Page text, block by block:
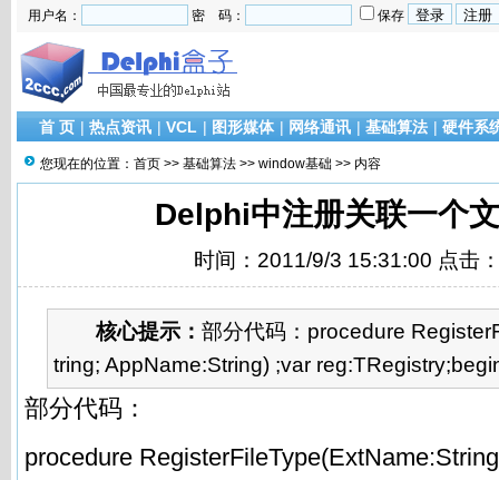
用户名： 密 码： 保存
首 页 | 热点资讯 | VCL | 图形媒体 | 网络通讯 | 基础算法 | 硬件系
您现在的位置： 首页 >> 基础算法 >> window基础 >> 内容
Delphi中注册关联一个
时间：2011/9/3 15:31:00 点击
核心提示： 部分代码：procedure
tring; AppName:String) ;var
部分代码：
procedure